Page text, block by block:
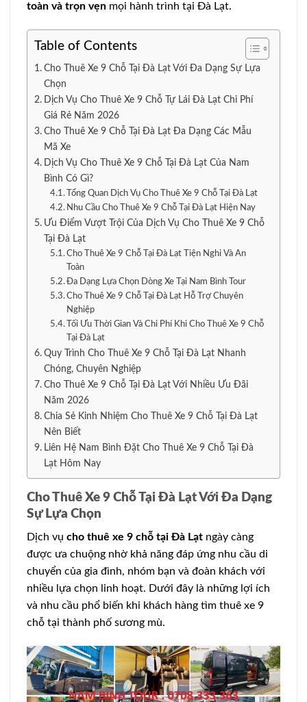
toàn và trọn vẹn mọi hành trình tại Đà Lạt.
Table of Contents
Cho Thuê Xe 9 Chỗ Tại Đà Lạt Với Đa Dạng Sự Lựa
Chọn
Dịch Vụ Cho Thuê Xe 9 Chỗ Tự Lái Đà Lạt Chi Phí
Giá Rẻ Năm 2026
Cho Thuê Xe 9 Chỗ Tại Đà Lạt Đa Dạng Các Mẫu
Mã Xe
Dịch Vụ Cho Thuê Xe 9 Chỗ Tại Đà Lạt Của Nam
Bình Có Gì?
Tổng Quan Dịch Vụ Cho Thuê Xe 9 Chỗ Tại Đà Lạt
Nhu Cầu Cho Thuê Xe 9 Chỗ Tại Đà Lạt Hiện Nay
Ưu Điểm Vượt Trội Của Dịch Vụ Cho Thuê Xe 9 Chỗ
Tại Đà Lạt
Cho Thuê Xe 9 Chỗ Tại Đà Lạt Tiện Nghi Và An
Toàn
Đa Dạng Lựa Chọn Dòng Xe Tại Nam Bình Tour
Cho Thuê Xe 9 Chỗ Tại Đà Lạt Hỗ Trợ Chuyên
Nghiệp
Tối Ưu Thời Gian Và Chi Phí Khi Cho Thuê Xe 9 Chỗ
Tại Đà Lạt
Quy Trình Cho Thuê Xe 9 Chỗ Tại Đà Lạt Nhanh
Chóng, Chuyên Nghiệp
Cho Thuê Xe 9 Chỗ Tại Đà Lạt Với Nhiều Ưu Đãi
Năm 2026
Chia Sẻ Kinh Nhiệm Cho Thuê Xe 9 Chỗ Tại Đà Lạt
Nên Biết
Liên Hệ Nam Bình Đặt Cho Thuê Xe 9 Chỗ Tại Đà
Lạt Hôm Nay
Cho Thuê Xe 9 Chỗ Tại Đà Lạt Với Đa Dạng
Sự Lựa Chọn
Dịch vụ cho thuê xe 9 chỗ tại Đà Lạt ngày càng
được ưa chuộng nhờ khả năng đáp ứng nhu cầu di
chuyển của gia đình, nhóm bạn và đoàn khách với
nhiều lựa chọn linh hoạt. Dưới đây là những lợi ích
và nhu cầu phổ biến khi khách hàng tìm thuê xe 9
chỗ tại thành phố sương mù.